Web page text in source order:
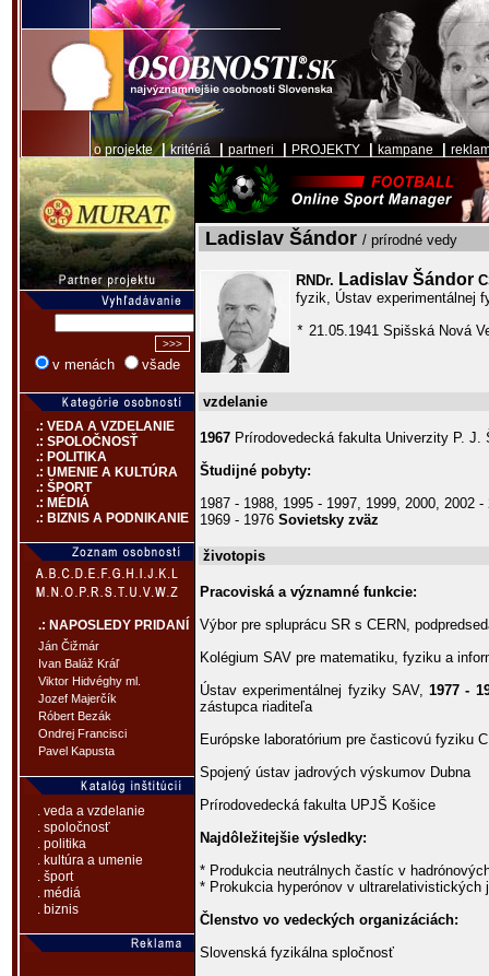
o projekte|kritériá partneri PROJEKTY kampane
v menách všade
.: VEDA A VZDELANIE
.: SPOLOČNOSŤ
.: POLITIKA
.: UMENIE A KULTÚRA
.: ŠPORT
.: MÉDIÁ
.: BIZNIS A PODNIKANIE
.: NAPOSLEDY PRIDANÍ
Ján Čižmár
Ivan Baláž Kráľ
Viktor Hidvéghy ml.
Jozef Majerčík
Róbert Bezák
Ondrej Francisci
Pavel Kapusta
. veda a vzdelanie
. spoločnosť
. politika
. kultúra a umenie
. šport
. médiá
. biznis
Ladislav Šándor / prírodné vedy
RNDr. Ladislav Šándor
fyzik, Ústav experimentálnej
* 21.05.1941 Spišská Nová
vzdelanie
1967 Prírodovedecká fakulta Univerzity P. J.
Študijné pobyty:
1987 - 1988, 1995 - 1997, 1999, 2000, 2002
1969 - 1976 Sovietsky zväz
životopis
Pracoviská a významné funkcie:
Výbor pre spluprácu SR s CERN,
Kolégium SAV pre matematiku, fyziku a
Ústav experimentálnej fyziky SAV,1977 -
zástupca riaditeľa
Európske laboratórium pre časticovú fyziku
Spojený ústav jadrových výskumov Dubna
Prírodovedecká fakulta UPJŠ Košice
Najdôležitejšie výsledky:
* Produkcia neutrálnych častíc v
* Prokukcia hyperónov v ultrarelativistických
Členstvo vo vedeckých organizáciách:
Slovenská fyzikálna spločnosť